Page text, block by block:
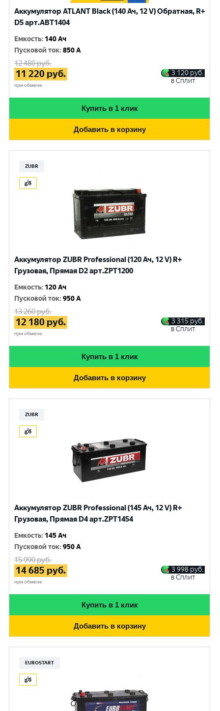
Аккумулятор ATLANT Black (140 Ач, 12 V) Обратная, R+
D5 арт.ABT1404
Емкость: 140 Ач
Пусковой ток:850 A
12 480руб.
11 220 руб.
при обмене
3 120 руб.
в Сплит
Купить в 1 клик
Добавить в корзину
ZUBR
Аккумулятор ZUBR Professional (120 Ач, 12 V) R+
Грузовая, Прямая D2 арт.ZPT1200
Емкость: 120 Ач
Пусковой ток:950 A
13 260руб.
12 180 руб.
при обмене
3 315 руб.
в Сплит
Купить в 1 клик
Добавить в корзину
ZUBR
Аккумулятор ZUBR Professional (145 Ач, 12 V) R+
Грузовая, Прямая D4 арт.ZPT1454
Емкость: 145 Ач
Пусковой ток:950 A
15 990руб.
14 685 руб.
при обмене
3 998 руб.
в Сплит
Купить в 1 клик
Добавить в корзину
EUROSTART